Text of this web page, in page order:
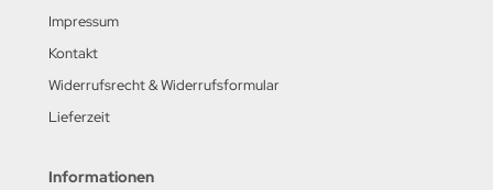
Impressum
Kontakt
Widerrufsrecht & Widerrufsformular
Lieferzeit
Informationen